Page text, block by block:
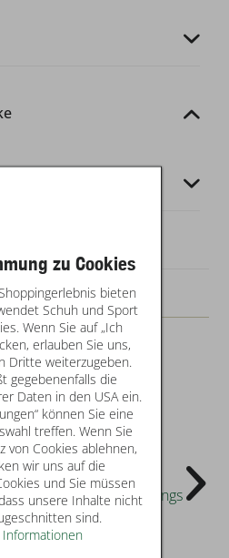
19
Mimmu
zu Cookies
bieten
Schuh und Sport
Wenn Sie auf „Ich
erlauben Sie uns,
Dritte weiterzugeben.
gegebenenfalls die
Daten in den USA ein.
können Sie eine
treffen. Wenn Sie
von Cookies ablehnen,
wir uns auf die
und Sie müssen
unsere Inhalte nicht
sind.